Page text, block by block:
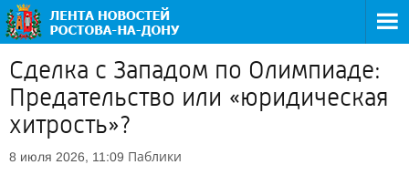
Сделка с Западом по Олимпиаде:
Предательство или «юридическая
хитрость»?
8 июля 2026, 11:09 Паблики